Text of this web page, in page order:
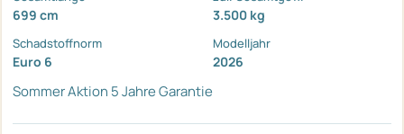
699 cm 3.500 kg
Schadstoffnorm
Euro 6
Modelljahr
2026
Sommer Aktion 5 Jahre Garantie